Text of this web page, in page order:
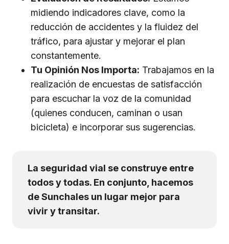
midiendo indicadores clave, como la
reducción de accidentes y la fluidez del
tráfico, para ajustar y mejorar el plan
constantemente.
Tu Opinión Nos Importa: Trabajamos en la
realización de encuestas de satisfacción
para escuchar la voz de la comunidad
(quienes conducen, caminan o usan
bicicleta) e incorporar sus sugerencias.
La seguridad vial se construye entre
todos y todas. En conjunto, hacemos
de Sunchales un lugar mejor para
vivir y transitar.